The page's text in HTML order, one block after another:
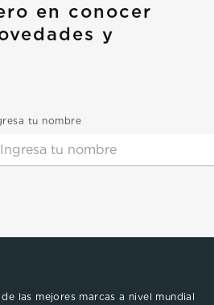
en conocer
y
tu nombre
las mejores marcas a nivel mundial